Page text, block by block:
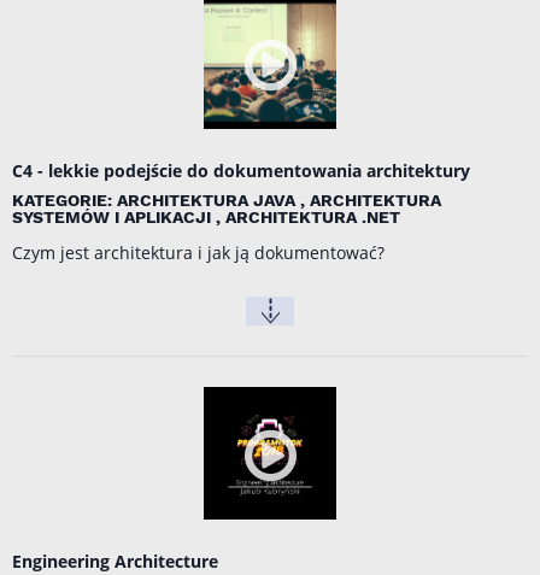
C4 - lekkie podejście do dokumentowania architektury
KATEGORIE: ARCHITEKTURA JAVA , ARCHITEKTURA
SYSTEMÓW I APLIKACJI , ARCHITEKTURA .NET
Czym jest architektura i jak ją dokumentować?
Engineering Architecture